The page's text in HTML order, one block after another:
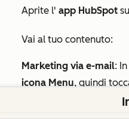
Aprite l' app HubSpot
Vai al tuo contenuto:
Marketing via e-mail:
icona Menu, quindi
: In alto